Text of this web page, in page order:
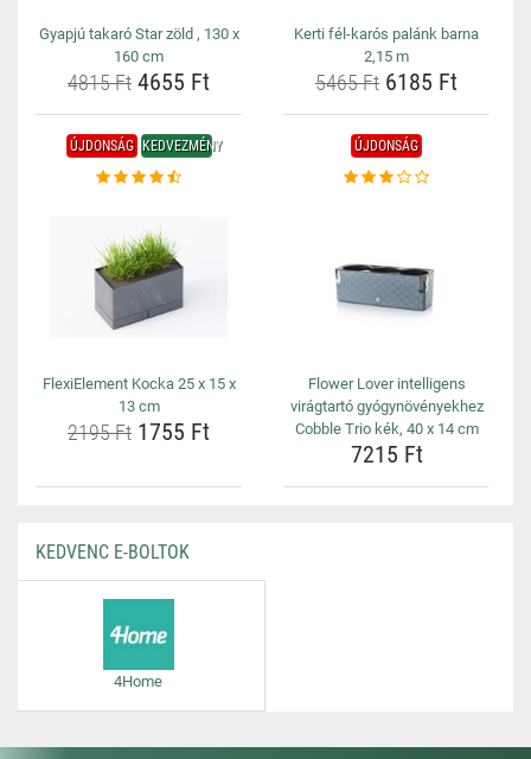
Gyapjú takaró Star zöld , 130 x
160 cm
4815 Ft 4655 Ft
Kerti fél-karós palánk barna
2,15 m
5465 Ft 6185 Ft
ÚJDONSÁG KEDVEZMÉNY
FlexiElement Kocka 25 x 15 x
13 cm
2195 Ft 1755 Ft
ÚJDONSÁG
Flower Lover intelligens
virágtartó gyógynövényekhez
Cobble Trio kék, 40 x 14 cm
7215 Ft
KEDVENC E-BOLTOK
4Home